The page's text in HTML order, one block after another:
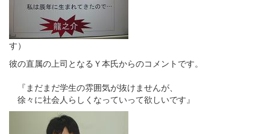
す）
彼の直属の上司となるＹ本氏からのコメントです。
『まだまだ学生の雰囲気が抜けませんが、
徐々に社会人らしくなっていって欲しいです』